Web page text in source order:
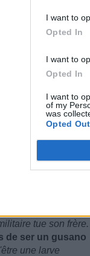
I want to
Opted In
I want to
Opted In
I want to
of my
was
Opted Out
libre
de corazón
libre
corazón
libre
de corazón
le coeur libre
libre de corazón
libre
bien sabido
le savoir
hombre mata a
tue son frère
militar mata a su
tue son frère.
de ser un gusano
une larve